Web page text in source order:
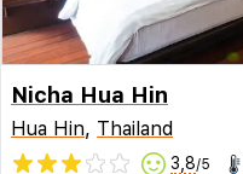
Nicha Hua Hin
Hua Hin, Thailand
3,8/5